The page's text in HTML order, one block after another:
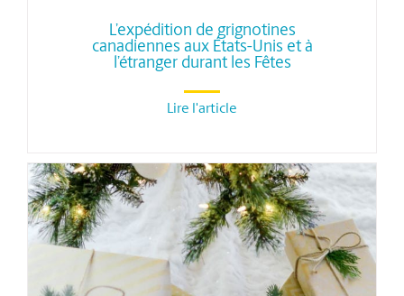
L’expédition de grignotines
canadiennes aux États-Unis et à
l’étranger durant les Fêtes
Lire l'article